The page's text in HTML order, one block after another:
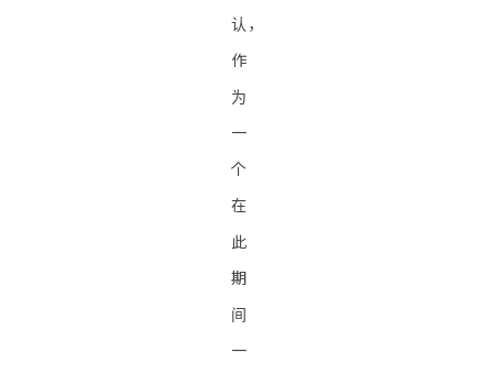
认，
作
为
一
个
在
此
期
间
一